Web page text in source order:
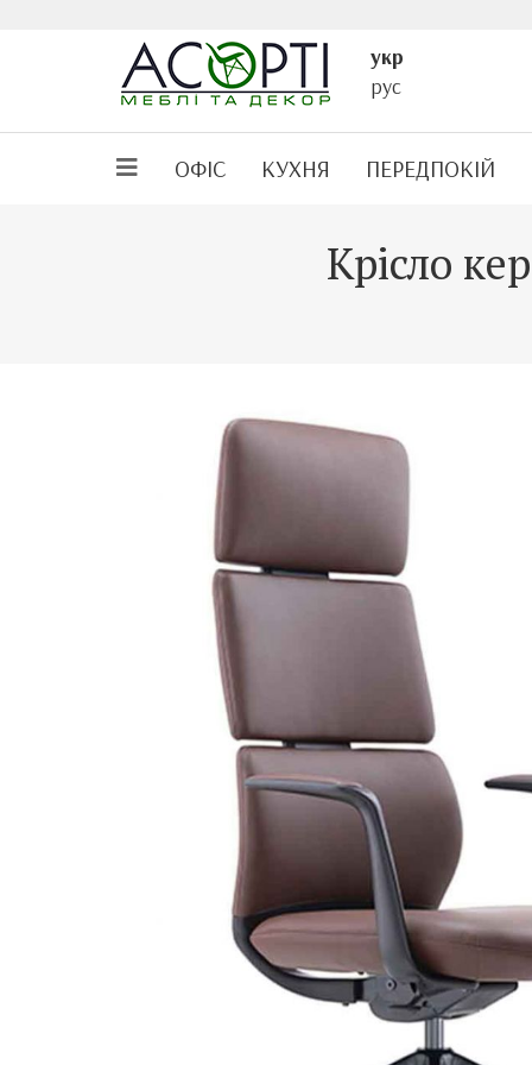
укр
рус
ОФІС КУХНЯ ПЕРЕДПОКІЙ
Крісло